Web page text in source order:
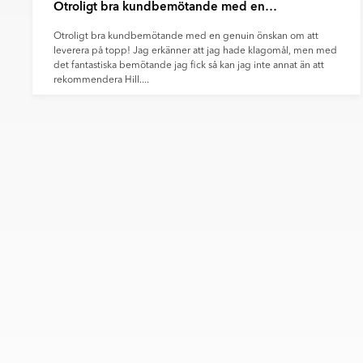
Otroligt bra kundbemötande med en…
Otroligt bra kundbemötande med en genuin önskan om att
leverera på topp! Jag erkänner att jag hade klagomål, men med
det fantastiska bemötande jag fick så kan jag inte annat än att
rekommendera Hill....